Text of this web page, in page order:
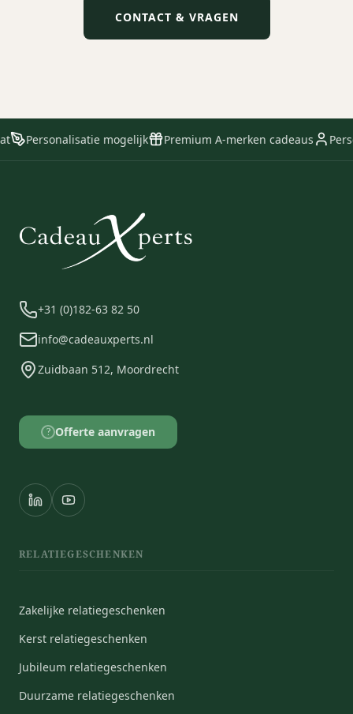
CONTACT & VRAGEN
Personalisatie mogelijk Premium A-merken cadeaus
+31 (0)182-63 82 50
info@cadeauxperts.nl
Zuidbaan 512, Moordrecht
? Offerte aanvragen
RELATIEGESCHENKEN
Zakelijke relatiegeschenken
Kerst relatiegeschenken
Jubileum relatiegeschenken
Duurzame relatiegeschenken